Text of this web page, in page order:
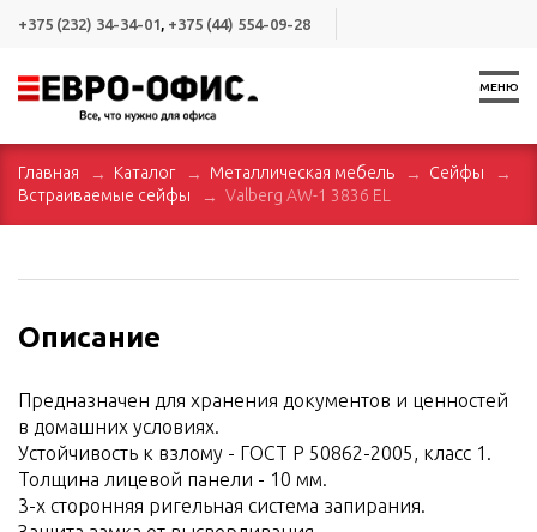
+375 (232) 34-34-01, +375 (44) 554-09-28
МЕНЮ
Главная Каталог Металлическая мебель
Сейфы
Встраиваемые сейфы
Valberg AW-1 3836 EL
Описание
Предназначен для хранения документов и ценностей
в домашних условиях.
Устойчивость к взлому - ГОСТ Р 50862-2005, класс 1.
Толщина лицевой панели - 10 мм.
3-х сторонняя ригельная система запирания.